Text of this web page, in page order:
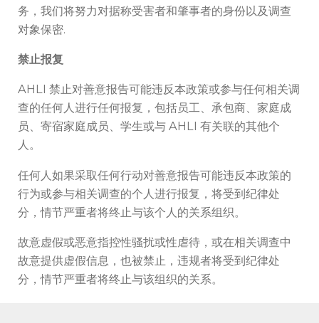
务，我们将努力对据称受害者和肇事者的身份以及调查
对象保密.
禁止报复
AHLI 禁止对善意报告可能违反本政策或参与任何相关调
查的任何人进行任何报复，包括员工、承包商、家庭成
员、寄宿家庭成员、学生或与 AHLI 有关联的其他个
人。
任何人如果采取任何行动对善意报告可能违反本政策的
行为或参与相关调查的个人进行报复，将受到纪律处
分，情节严重者将终止与该个人的关系组织。
故意虚假或恶意指控性骚扰或性虐待，或在相关调查中
故意提供虚假信息，也被禁止，违规者将受到纪律处
分，情节严重者将终止与该组织的关系。